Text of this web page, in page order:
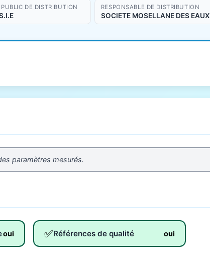
PUBLIC DE DISTRIBUTION RESPONSABLE DE DISTRIBUTION
SOCIETE MOSELLANE DES EAUX
paramètres mesurés.
oui ✅Références de qualité oui